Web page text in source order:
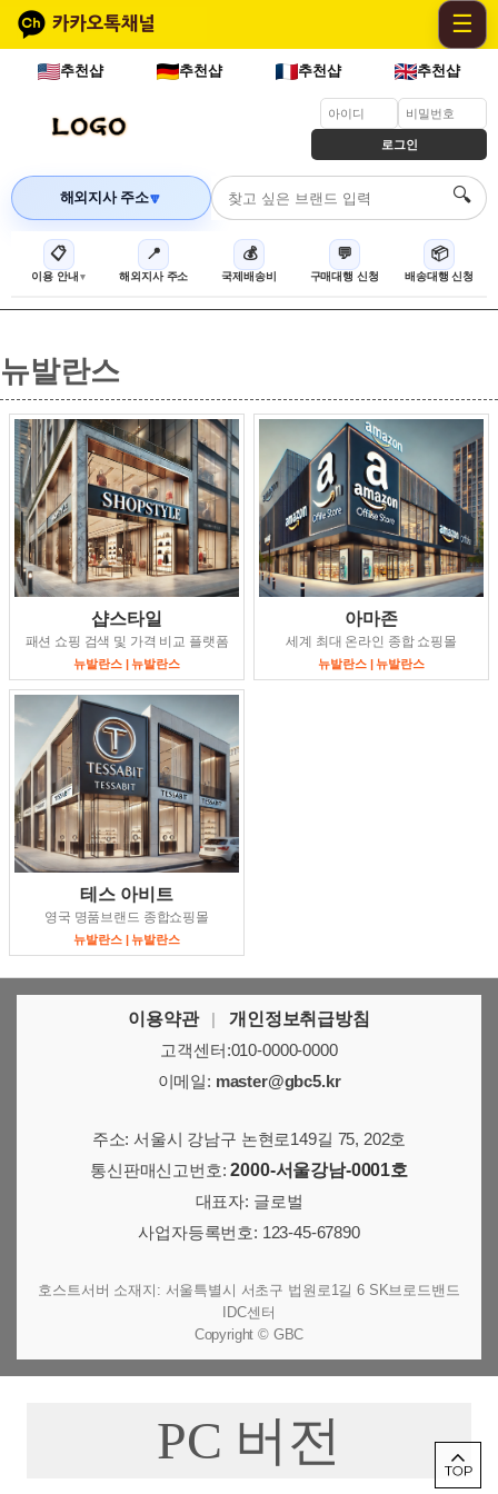
☰
추천샵 추천샵 추천샵 추천샵
로그인
해외지사 주소🔽 🔍
📋
이용 안내
📍
해외지사 주소
💰
국제배송비
💬
구매대행 신청
📦
배송대행 신청
뉴발란스
샵스타일
패션 쇼핑 검색 및 가격 비교 플랫폼
뉴발란스 | 뉴발란스
아마존
세계 최대 온라인 종합 쇼핑몰
뉴발란스 | 뉴발란스
테스 아비트
영국 명품브랜드 종합쇼핑몰
뉴발란스 | 뉴발란스
이용약관 |
개인정보취급방침
고객센터:010-0000-0000
이메일: master@gbc5.kr
주소: 서울시 강남구 논현로149길 75, 202호
통신판매신고번호:2000-서울강남-0001호
대표자: 글로벌
사업자등록번호: 123-45-67890
호스트서버 소재지: 서울특별시 서초구 법원로1길 6 SK브로드밴드
IDC센터
Copyright © GBC
PC 버전